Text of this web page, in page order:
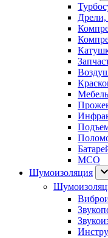
МСО
Шумоизоляция